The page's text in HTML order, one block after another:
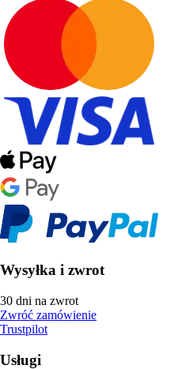
Wysyłka i zwrot
30 dni na zwrot
Zwróć zamówienie
Trustpilot
Usługi